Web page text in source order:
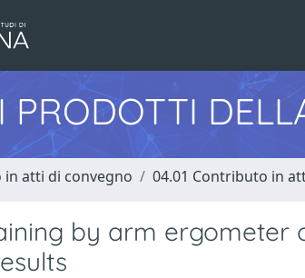
PRODOTTI
atti di convegno 04.01 Contributo in
by arm ergometer